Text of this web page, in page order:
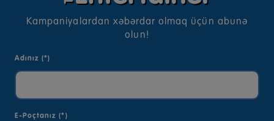
Kampaniyalardan xəbərdar olmaq üçün abunə
olun!
Adınız (*)
E-Poçtanız (*)